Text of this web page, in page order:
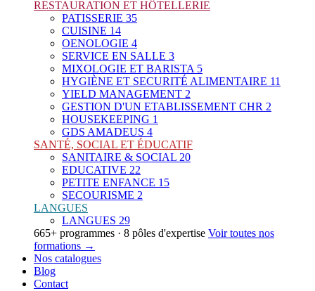
RESTAURATION ET HÔTELLERIE
PATISSERIE 35
CUISINE 14
OENOLOGIE 4
SERVICE EN SALLE 3
MIXOLOGIE ET BARISTA 5
HYGIÈNE ET SECURITÉ ALIMENTAIRE 11
YIELD MANAGEMENT 2
GESTION D'UN ETABLISSEMENT CHR 2
HOUSEKEEPING 1
GDS AMADEUS 4
SANTÉ, SOCIAL ET ÉDUCATIF
SANITAIRE & SOCIAL 20
EDUCATIVE 22
PETITE ENFANCE 15
SECOURISME 2
LANGUES
LANGUES 29
665+ programmes · 8 pôles d'expertise Voir toutes nos
formations →
Nos catalogues
Blog
Contact